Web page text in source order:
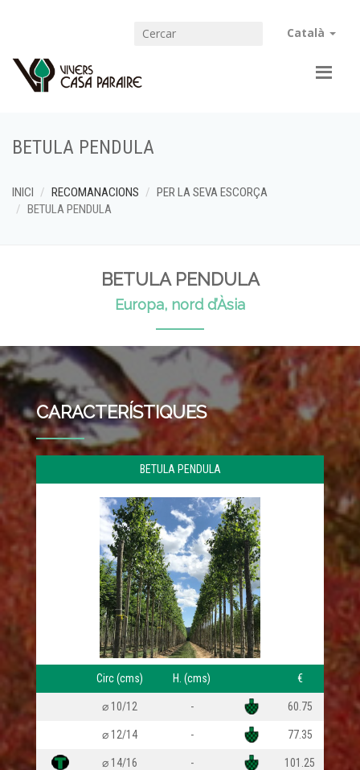
Català
BETULA PENDULA
INICI RECOMANACIONS
PER LA SEVA ESCORÇA
BETULA PENDULA
BETULA PENDULA
Europa, nord d’Àsia
CARACTERÍSTIQUES
BETULA PENDULA
ZR:2
Circ (cms) H. (cms) €
⌀ 10/12 - 60.75
⌀ 12/14 - 77.35
⌀ 14/16 - 101.25